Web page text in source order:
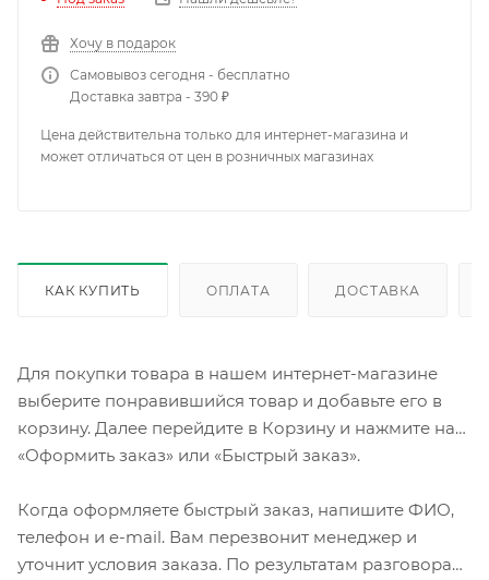
Хочу в подарок
Самовывоз сегодня - бесплатно
Доставка завтра - 390 ₽
Цена действительна только для интернет-магазина и
может отличаться от цен в розничных магазинах
КАК КУПИТЬ ОПЛАТА ДОСТАВКА
Для покупки товара в нашем интернет-магазине
выберите понравившийся товар и добавьте его в
корзину. Далее перейдите в Корзину и нажмите на
«Оформить заказ» или «Быстрый заказ».
Когда оформляете быстрый заказ, напишите ФИО,
телефон и e-mail. Вам перезвонит менеджер и
уточнит условия заказа. По результатам разговора